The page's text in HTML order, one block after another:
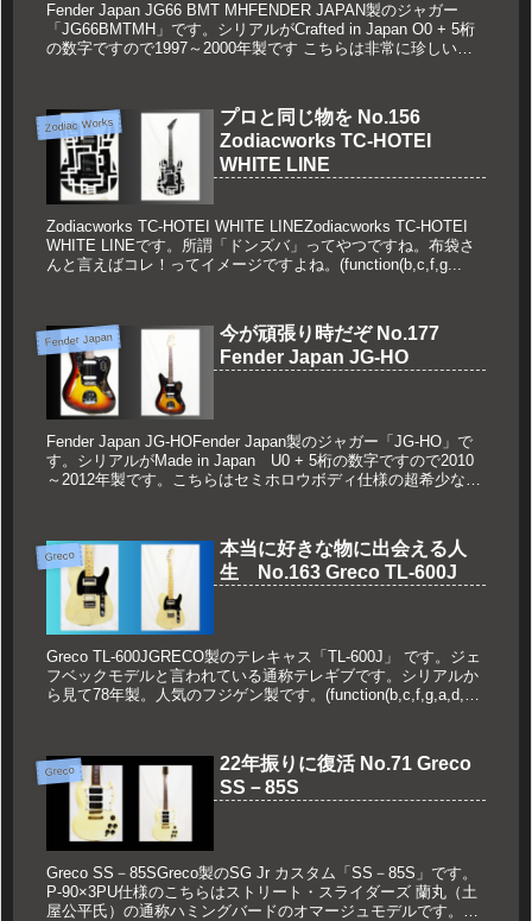
Fender Japan JG66 BMT MHFENDER JAPAN製のジャガー
「JG66BMTMH」です。シリアルがCrafted in Japan O0 + 5桁
の数字ですので1997～2000年製です こちらは非常に珍しいカ
Zodiac Works
プロと同じ物を No.156
Zodiacworks TC-HOTEI
WHITE LINE
Zodiacworks TC-HOTEI WHITE LINEZodiacworks TC-HOTEI
WHITE LINEです。所謂「ドンズバ」ってやつですね。布袋さ
んと言えばコレ！ってイメージですよね。(function(b,c,f,g...
Fender Japan
今が頑張り時だぞ No.177
Fender Japan JG-HO
Fender Japan JG-HOFender Japan製のジャガー「JG-HO」で
す。シリアルがMade in Japan U0 + 5桁の数字ですので2010
～2012年製です。こちらはセミホロウボディ仕様の超希少な限
Greco
本当に好きな物に出会える人
生 No.163 Greco TL-600J
Greco TL-600JGRECO製のテレキャス「TL-600J」 です。ジェ
フベックモデルと言われている通称テレギブです。シリアルか
ら見て78年製。人気のフジゲン製です。(function(b,c,f,g,a,d,e)
Greco
22年振りに復活 No.71 Greco
SS－85S
Greco SS－85SGreco製のSG Jr カスタム「SS－85S」です。
P-90×3PU仕様のこちらはストリート・スライダーズ 蘭丸（土
屋公平氏）の通称ハミングバードのオマージュモデルです。O